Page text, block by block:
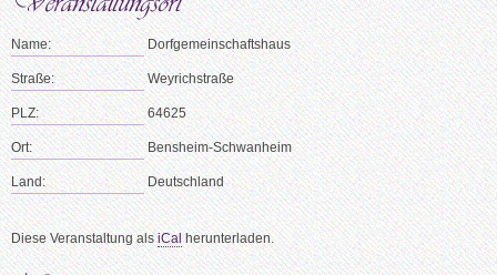
Name: Dorfgemeinschaftshaus
Straße: Weyrichstraße
PLZ: 64625
Ort: Bensheim-Schwanheim
Land: Deutschland
Diese Veranstaltung alsiCalherunterladen.